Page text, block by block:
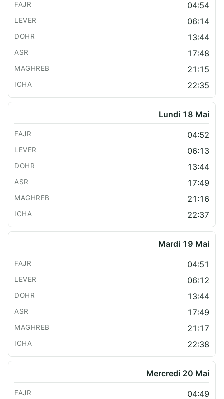
04:54
06:14
13:44
17:48
21:15
22:35
Lundi 18 Mai
04:52
06:13
13:44
17:49
21:16
22:37
Mardi 19 Mai
04:51
06:12
13:44
17:49
21:17
22:38
Mercredi 20 Mai
04:49